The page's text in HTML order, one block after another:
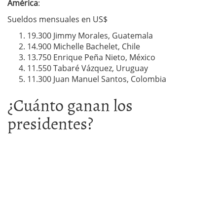
América:
Sueldos mensuales en US$
19.300 Jimmy Morales, Guatemala
14.900 Michelle Bachelet, Chile
13.750 Enrique Peña Nieto, México
11.550 Tabaré Vázquez, Uruguay
11.300 Juan Manuel Santos, Colombia
¿Cuánto ganan los
presidentes?